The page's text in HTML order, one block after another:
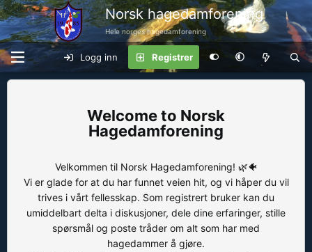
Norsk hagedamforening
Hele norges hagedamforening
Logg inn Registrer
Norsk
Hagedamforening
Velkommen til Norsk Hagedamforening! 🌿🐠
Vi er glade for at du har funnet veien hit, og vi håper du vil
trives i vårt fellesskap. Som registrert bruker kan du
umiddelbart delta i diskusjoner, dele dine erfaringer, stille
spørsmål og poste tråder om alt som har med
hagedammer å gjøre.